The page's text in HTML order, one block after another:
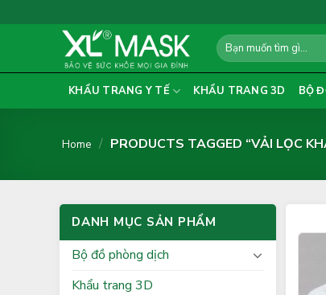
to
Search
for:
KHẨU TRANG Y TẾ KHẨU TRANG 3D BỘ
Home / PRODUCTS TAGGED “VẢI LỌC
DANH MỤC SẢN PHẨM
Bộ đồ phòng dịch
Khẩu trang 3D